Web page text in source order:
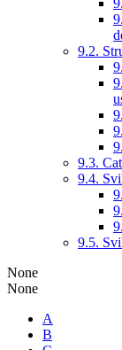
9.2.
9.3.
9.4.
9.5.
None
None
A
B